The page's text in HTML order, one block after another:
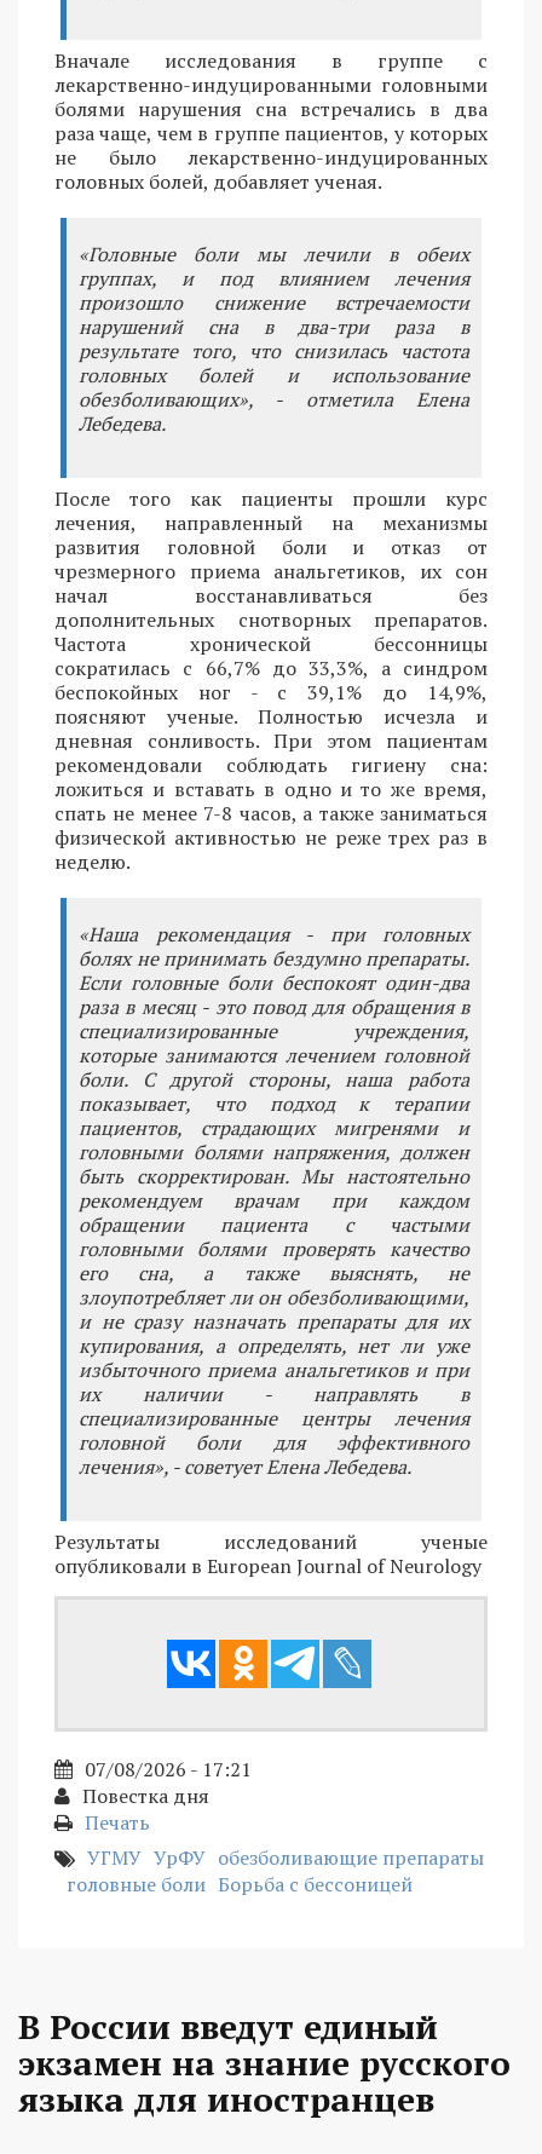
Вначале исследования в группе с
лекарственно-индуцированными головными
болями нарушения сна встречались в два
раза чаще, чем в группе пациентов, у которых
не было лекарственно-индуцированных
головных болей, добавляет ученая.
«Головные боли мы лечили в обеих
группах, и под влиянием лечения
произошло снижение встречаемости
нарушений сна в два-три раза в
результате того, что снизилась частота
головных болей и использование
обезболивающих», - отметила Елена
Лебедева.
После того как пациенты прошли курс
лечения, направленный на механизмы
развития головной боли и отказ от
чрезмерного приема анальгетиков, их сон
начал восстанавливаться без
дополнительных снотворных препаратов.
Частота хронической бессонницы
сократилась с 66,7% до 33,3%, а синдром
беспокойных ног - с 39,1% до 14,9%,
поясняют ученые. Полностью исчезла и
дневная сонливость. При этом пациентам
рекомендовали соблюдать гигиену сна:
ложиться и вставать в одно и то же время,
спать не менее 7-8 часов, а также заниматься
физической активностью не реже трех раз в
неделю.
«Наша рекомендация - при головных
болях не принимать бездумно препараты.
Если головные боли беспокоят один-два
раза в месяц - это повод для обращения в
специализированные учреждения,
которые занимаются лечением головной
боли. С другой стороны, наша работа
показывает, что подход к терапии
пациентов, страдающих мигренями и
головными болями напряжения, должен
быть скорректирован. Мы настоятельно
рекомендуем врачам при каждом
обращении пациента с частыми
головными болями проверять качество
его сна, а также выяснять, не
злоупотребляет ли он обезболивающими,
и не сразу назначать препараты для их
купирования, а определять, нет ли уже
избыточного приема анальгетиков и при
их наличии - направлять в
специализированные центры лечения
головной боли для эффективного
лечения», - советует Елена Лебедева.
Результаты исследований ученые
опубликовали в European Journal of Neurology
07/08/2026 - 17:21
Повестка дня
Печать
УГМУ УрФУ обезболивающие препараты
головные боли Борьба с бессоницей
В России введут единый
экзамен на знание русского
языка для иностранцев